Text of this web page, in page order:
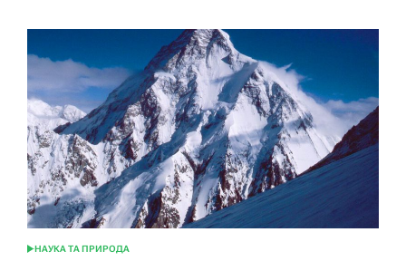
ОПУБЛІКУВАТИ
НАУКА ТА ПРИРОДА